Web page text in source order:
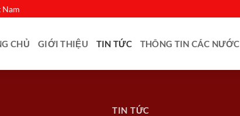
Nam
CHỦ GIỚI THIỆU TIN TỨC THÔNG TIN CÁC NƯỚC
TIN TỨC